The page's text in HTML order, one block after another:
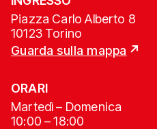
Piazza Carlo Alberto 8
10123 Torino
Guarda sulla mappa
ORARI
Martedì – Domenica
10:00 – 18:00